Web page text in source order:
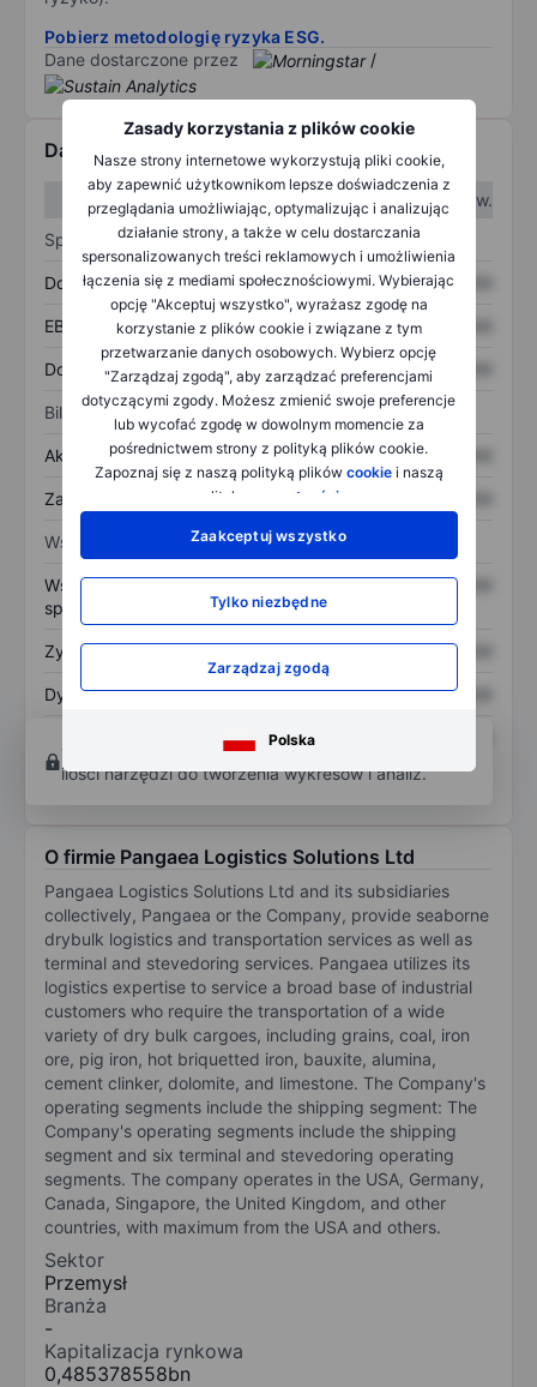
Zasady korzystania z plików cookie
Nasze strony internetowe wykorzystują pliki cookie,
aby zapewnić użytkownikom lepsze doświadczenia z
przeglądania umożliwiając, optymalizując i analizując
działanie strony, a także w celu dostarczania
spersonalizowanych treści reklamowych i umożliwienia
łączenia się z mediami społecznościowymi. Wybierając
opcję "Akceptuj wszystko", wyrażasz zgodę na
korzystanie z plików cookie i związane z tym
przetwarzanie danych osobowych. Wybierz opcję
"Zarządzaj zgodą", aby zarządzać preferencjami
dotyczącymi zgody. Możesz zmienić swoje preferencje
lub wycofać zgodę w dowolnym momencie za
pośrednictwem strony z polityką plików cookie.
Zapoznaj się z naszą polityką plików cookiei naszą
polityką
prywatności
Zaakceptuj wszystko
Tylko niezbędne
Zarządzaj zgodą
Polska
Pobierz metodologię ryzyka ESG.
Dane dostarczone przez
/
Dane finansowe
W I kw.
W II kw.
Sprawozdanie z zysków
Dochód XXXXXXX XXXXXXX
EBITDA XXXXXXX XXXXXXX
Dochód netto XXXXXXX XXXXXXX
Bilans
Aktywa ogółem XXXXXXX XXXXXXX
Zadłużenie ogółem XXXXXXX
Wskaźniki
Współczynnik cena do
sprzedaży
XXXXXXX XXXXXXX
Zysk na akcję XXXXXXX XXXXXXX
Dywidenda na akcję XXXXXXX XXXXXXX
własnego
XXXXXXX
Otwórz konto
aby uzyskać dostęp do większej
ilości narzędzi do tworzenia wykresów i analiz.
O firmie Pangaea Logistics Solutions Ltd
Pangaea Logistics Solutions Ltd and its subsidiaries
collectively, Pangaea or the Company, provide seaborne
drybulk logistics and transportation services as well as
terminal and stevedoring services. Pangaea utilizes its
logistics expertise to service a broad base of industrial
customers who require the transportation of a wide
variety of dry bulk cargoes, including grains, coal, iron
ore, pig iron, hot briquetted iron, bauxite, alumina,
cement clinker, dolomite, and limestone. The Company's
operating segments include the shipping segment: The
Company's operating segments include the shipping
segment and six terminal and stevedoring operating
segments. The company operates in the USA, Germany,
Canada, Singapore, the United Kingdom, and other
countries, with maximum from the USA and others.
Sektor
Przemysł
Branża
-
Kapitalizacja rynkowa
0,485378558bn